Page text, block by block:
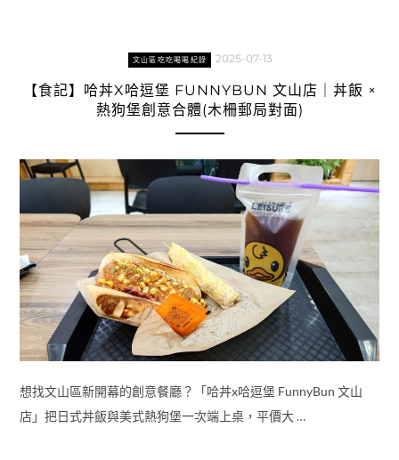
文山區吃吃喝喝紀錄 2025-07-13
【食記】哈丼X哈逗堡 FUNNYBUN 文山店｜丼飯 ×
熱狗堡創意合體(木柵郵局對面)
想找文山區新開幕的創意餐廳？「哈丼x哈逗堡 FunnyBun 文山
店」把日式丼飯與美式熱狗堡一次端上桌，平價大 …